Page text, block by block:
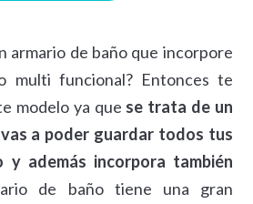
armario de baño que incorpore
multi funcional? Entonces te
modelo ya que se trata de un
a poder guardar todos tus
y además incorpora también
de baño tiene una gran